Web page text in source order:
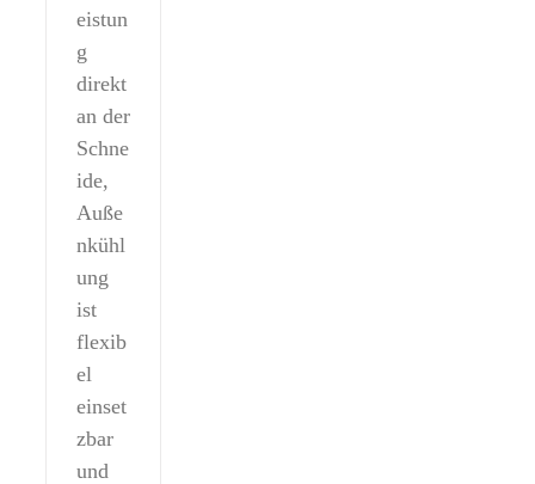
eistun
g
direkt
an der
Schne
ide,
Auße
nkühl
ung
ist
flexib
el
einset
zbar
und